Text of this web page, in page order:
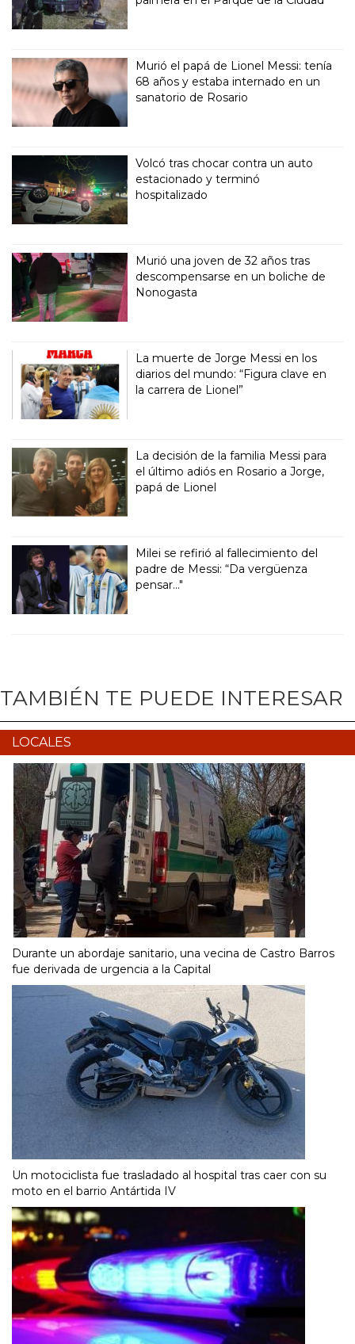
Murió el papá de Lionel Messi: tenía
68 años y estaba internado en un
sanatorio de Rosario
Volcó tras chocar contra un auto
estacionado y terminó
hospitalizado
Murió una joven de 32 años tras
descompensarse en un boliche de
Nonogasta
La muerte de Jorge Messi en los
diarios del mundo: “Figura clave en
la carrera de Lionel”
La decisión de la familia Messi para
el último adiós en Rosario a Jorge,
papá de Lionel
Milei se refirió al fallecimiento del
padre de Messi: “Da vergüenza
pensar..."
TAMBIÉN TE PUEDE INTERESAR
LOCALES
Durante un abordaje sanitario, una vecina de Castro Barros
fue derivada de urgencia a la Capital
Un motociclista fue trasladado al hospital tras caer con su
moto en el barrio Antártida IV